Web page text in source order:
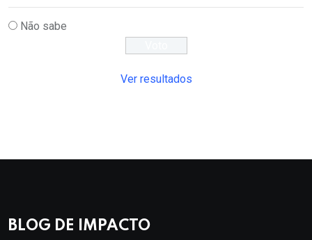
Não sabe
Ver resultados
BLOG DE IMPACTO